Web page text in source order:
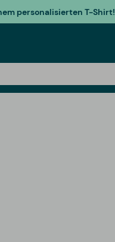
personalisierten T-Shirt!